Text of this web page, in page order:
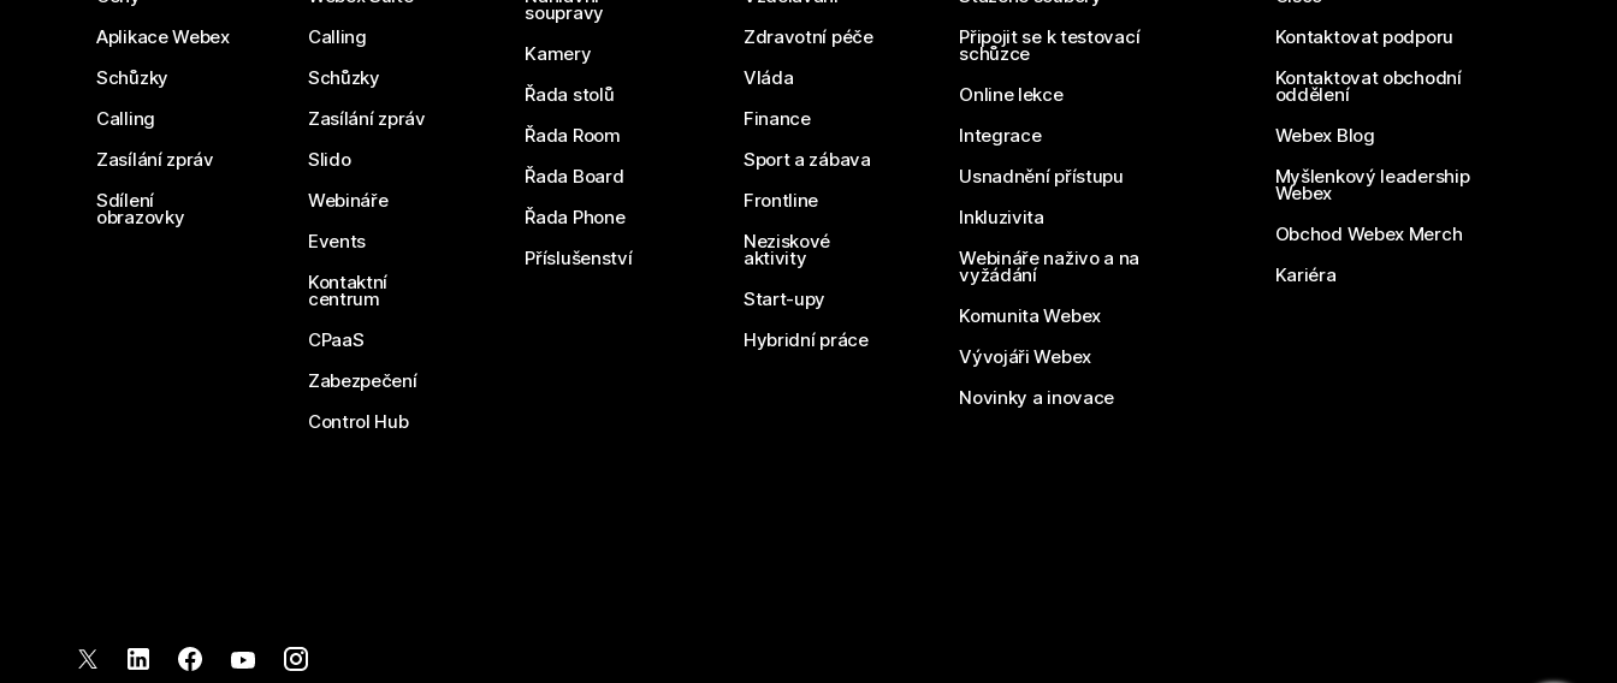
Aplikace Webex
Schůzky
Calling
Zasílání zpráv
Sdílení
obrazovky
Calling
Schůzky
Zasílání zpráv
Slido
Webináře
Events
Kontaktní
centrum
CPaaS
Zabezpečení
Control Hub
soupravy
Kamery
Řada stolů
Řada Room
Řada Board
Řada Phone
Příslušenství
Zdravotní péče
Vláda
Finance
Sport a zábava
Frontline
Neziskové
aktivity
Start-upy
Hybridní práce
Připojit se k testovací
schůzce
Online lekce
Integrace
Usnadnění přístupu
Inkluzivita
Webináře naživo a na
vyžádání
Komunita Webex
Vývojáři Webex
Novinky a inovace
Kontaktovat podporu
Kontaktovat obchodní
oddělení
Webex Blog
Myšlenkový leadership
Webex
Obchod Webex Merch
Kariéra